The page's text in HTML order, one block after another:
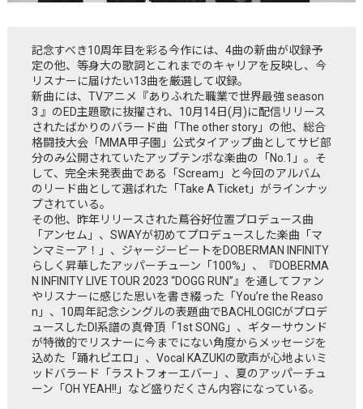
記念すべき10周年目を彩る今作には、4曲の新曲が収録予
定の他、等身大の歌詞とこれまでのキャリアを反映し、今
リスナーに届けたい13曲を厳選して収録。
新曲には、TVアニメ『ありふれた職業で世界最強 season
3 』のED主題歌に抜擢され、10月14日(月)に配信リリース
されたばかりのバラード曲「The other story」の他、総合
格闘技大会「MMA甲子園」公式タイアップ曲としてサビ部
分のみ公開されていたアップテンポな楽曲の「No.1」。そ
して、完全未発表曲である「Scream」と今回のアルバム
のリード曲として選ばれた「Take A Ticket」がラインナッ
プされている。
その他、昨年リリースされた蔦谷好位置プロデュース曲
「アンセム」、SWAYが初めてプロデュースした楽曲「マ
ンマミーア！」、ジャージービートをDOBERMAN INFINITY
らしく昇華したアッパーチューン「100%」、『DOBERMA
N INFINITY LIVE TOUR 2023 “DOGG RUN”』を通してファン
やリスナーに感じた思いを書き綴った「You’re the Reaso
n」、10周年記念シングルの表題曲でBACHLOGICがプロデ
ュースしたDI系譜の真骨頂「1st SONG」、ギターサウンド
が特徴的でリスナーに今までにない角度からメッセージを
込めた「踊れピエロ」、Vocal KAZUKIの歌声が心地よいミ
ッドバラード「ラストフォーエバー」、夏のアッパーチュ
ーン「OH YEAH!!」など盛りだくさん内容になっている。